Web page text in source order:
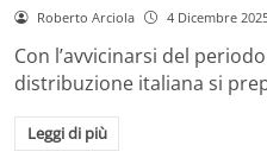
Roberto Arciola 4 Dicembre
Con l’avvicinarsi del
distribuzione italiana si
Leggi di più